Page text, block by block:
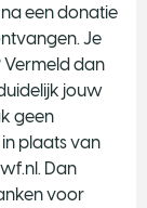
een donatie
Je
Vermeld dan
jouw
geen
plaats van
Dan
voor